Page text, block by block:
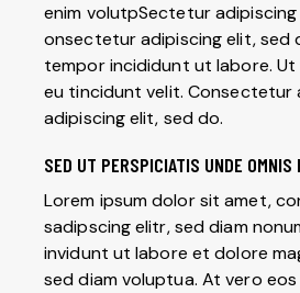
enim volutpSectetur
onsectetur adipiscing elit, sed
tempor incididunt ut labore.
eu tincidunt velit. Consectetur
adipiscing elit, sed do.
SED UT PERSPICIATIS UNDE
Lorem ipsum dolor sit amet,
sadipscing elitr, sed diam
invidunt ut labore et dolore
sed diam voluptua. At vero